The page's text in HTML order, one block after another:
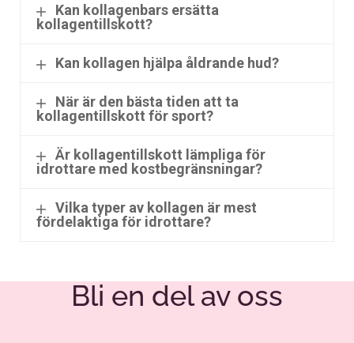
Kan kollagenbars ersätta
kollagentillskott?
Kan kollagen hjälpa åldrande hud?
När är den bästa tiden att ta
kollagentillskott för sport?
Är kollagentillskott lämpliga för
idrottare med kostbegränsningar?
Vilka typer av kollagen är mest
fördelaktiga för idrottare?
Bli en del av oss